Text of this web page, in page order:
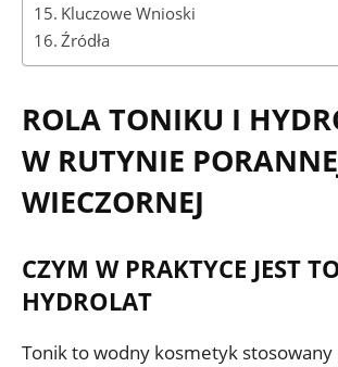
Kluczowe Wnioski
Źródła
ROLA TONIKU I
W RUTYNIE
WIECZORNEJ
CZYM W PRAKTYCE JEST
HYDROLAT
Tonik to wodny kosmetyk stosowany